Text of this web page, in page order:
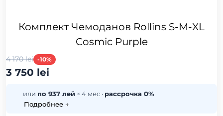
Комплект Чемоданов Rollins S-M-XL
Cosmic Purple
4 170 lei -10%
3 750 lei
или по 937 лей × 4 мес · рассрочка 0%
Подробнее →